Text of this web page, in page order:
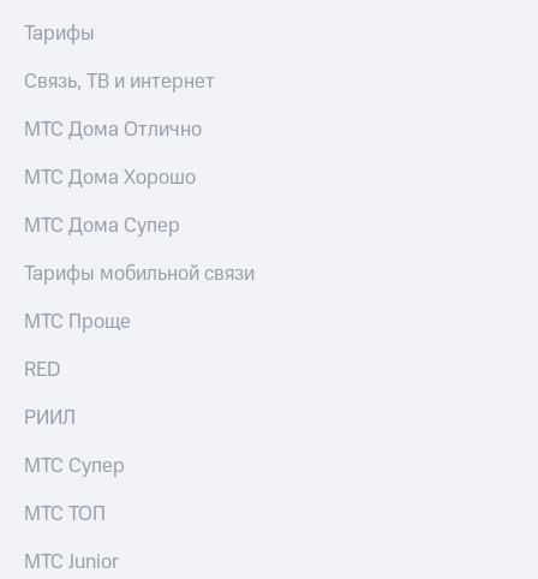
Тарифы
Связь, ТВ и интернет
МТС Дома Отлично
МТС Дома Хорошо
МТС Дома Супер
Тарифы мобильной связи
МТС Проще
RED
РИИЛ
МТС Супер
МТС ТОП
МТС Junior